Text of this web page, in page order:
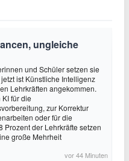
ungleiche
und Schüler setzen sie
ist Künstliche Intelligenz
Lehrkräften angekommen.
für die
zur Korrektur
oder für die
Prozent der Lehrkräfte setzen
große Mehrheit
vor 44 Minuten